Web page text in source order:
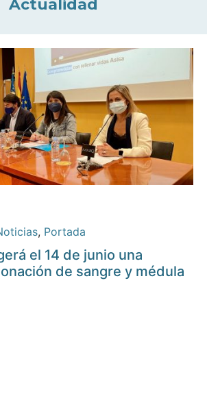
Actualidad
, Portada
el 14 de junio una
de sangre y médula